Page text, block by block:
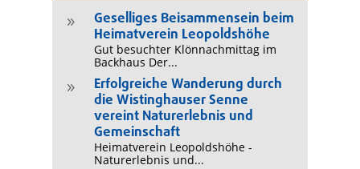
9
Geselliges Beisammensein beim
Heimatverein Leopoldshöhe
Gut besuchter Klönnachmittag im
Backhaus Der...
9
Erfolgreiche Wanderung durch
die Wistinghauser Senne
vereint Naturerlebnis und
Gemeinschaft
Heimatverein Leopoldshöhe -
Naturerlebnis und...